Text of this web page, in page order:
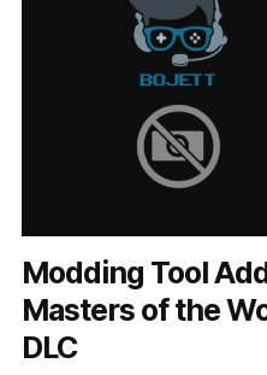
Modding Tool
Masters of the
DLC